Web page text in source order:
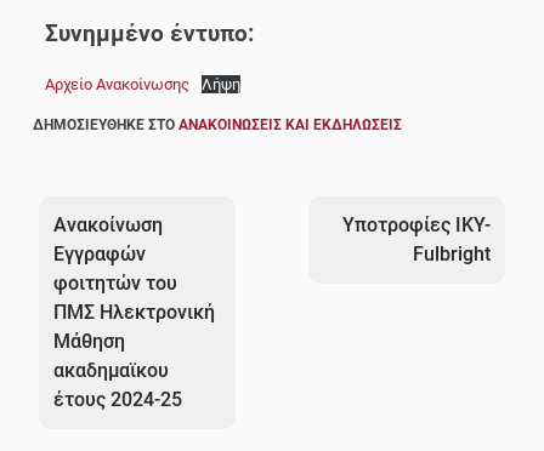
Συνημμένο έντυπο:
Αρχείο Ανακοίνωσης Λήψη
ΔΗΜΟΣΙΕΎΘΗΚΕ ΣΤΟΑΝΑΚΟΙΝΏΣΕΙΣ ΚΑΙ ΕΚΔΗΛΏΣΕΙΣ
άρθρων
Ανακοίνωση
Εγγραφών
φοιτητών του
ΠΜΣ Ηλεκτρονική
Μάθηση
ακαδημαϊκου
έτους 2024-25
Υποτροφίες ΙΚΥ-
Fulbright